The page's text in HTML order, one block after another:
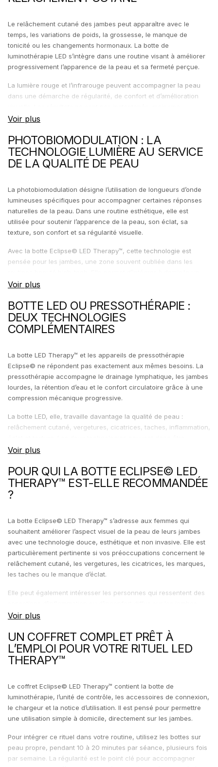
Le relâchement cutané des jambes peut apparaître avec le
temps, les variations de poids, la grossesse, le manque de
tonicité ou les changements hormonaux. La botte de
luminothérapie LED s’intègre dans une routine visant à améliorer
progressivement l’apparence de la peau et sa fermeté perçue.
La lumière rouge et l’infrarouge peuvent accompagner la peau
dans une démarche de régularité, de confort et d’amélioration
utilisation constante peut aider les jambes à paraître plus lisses,
PHOTOBIOMODULATION : LA
TECHNOLOGIE LUMIÈRE AU SERVICE
DE LA QUALITÉ DE PEAU
La photobiomodulation désigne l’utilisation de longueurs d’onde
lumineuses spécifiques pour accompagner certaines réponses
naturelles de la peau. Dans une routine esthétique, elle est
utilisée pour soutenir l’apparence de la peau, son éclat, sa
texture, son confort et sa régularité visuelle.
Avec la botte Eclipse© LED Therapy™, cette technologie est
pensée pour les jambes, une zone souvent oubliée dans les
soin lumière inspiré des technologies utilisées en institut et en
BOTTE LED OU PRESSOTHÉRAPIE :
DEUX TECHNOLOGIES
COMPLÉMENTAIRES
La botte LED Therapy™ et les appareils de pressothérapie
Eclipse© ne répondent pas exactement aux mêmes besoins. La
pressothérapie accompagne le drainage lymphatique, les jambes
lourdes, la rétention d’eau et le confort circulatoire grâce à une
compression mécanique progressive.
La botte LED, elle, travaille davantage la qualité de peau :
relâchement cutané, vergetures, cicatrices, taches, inflammation,
complémentaires dans une routine globale jambes légères, peau
POUR QUI LA BOTTE ECLIPSE© LED
THERAPY™ EST-ELLE RECOMMANDÉE
?
La botte Eclipse© LED Therapy™ s’adresse aux femmes qui
souhaitent améliorer l’aspect visuel de la peau de leurs jambes
avec une technologie douce, esthétique et non invasive. Elle est
particulièrement pertinente si vos préoccupations concernent le
relâchement cutané, les vergetures, les cicatrices, les marques,
les taches ou le manque d’éclat.
Elle peut également intéresser les personnes qui ressentent des
sous réserve de respecter les précautions d’usage. En cas de
est préférable de demander un avis professionnel avant
utilisation.
UN COFFRET COMPLET PRÊT À
L’EMPLOI POUR VOTRE RITUEL LED
THERAPY™
Le coffret Eclipse© LED Therapy™ contient la botte de
luminothérapie, l’unité de contrôle, les accessoires de connexion,
le chargeur et la notice d’utilisation. Il est pensé pour permettre
une utilisation simple à domicile, directement sur les jambes.
Pour intégrer ce rituel dans votre routine, utilisez les bottes sur
peau propre, pendant 10 à 20 minutes par séance, plusieurs fois
par semaine. La régularité est le point clé pour accompagner